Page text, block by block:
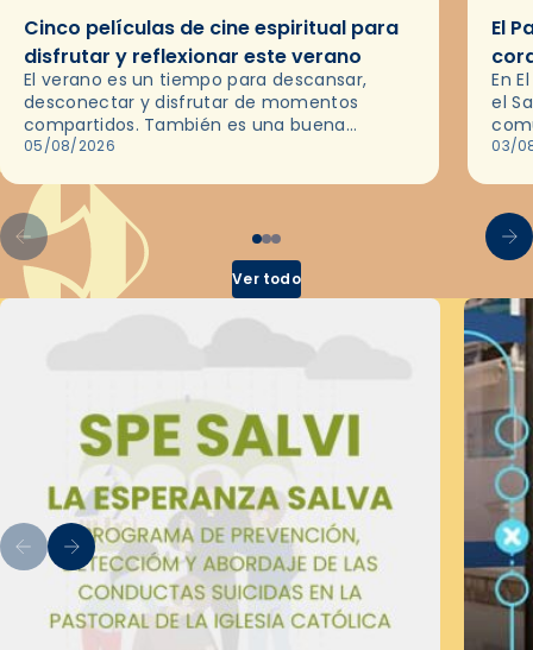
Cinco películas de cine espiritual para
disfrutar y reflexionar este verano
El verano es un tiempo para descansar,
desconectar y disfrutar de momentos
compartidos. También es una buena
ocasión para dejarse llevar por una buena
sobre…
05/08/2026
El
En
el
del
03/
Ver todo